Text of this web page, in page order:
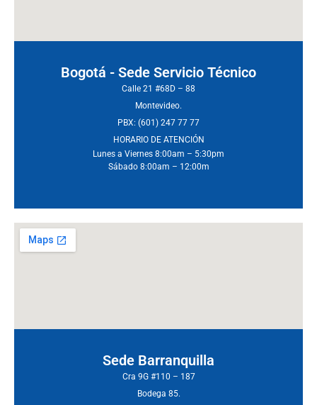
Bogotá - Sede Servicio Técnico
Calle 21 #68D – 88
Montevideo.
PBX: (601) 247 77 77
HORARIO DE ATENCIÓN
Lunes a Viernes 8:00am – 5:30pm
Sábado 8:00am – 12:00m
Sede Barranquilla
Cra 9G #110 – 187
Bodega 85.